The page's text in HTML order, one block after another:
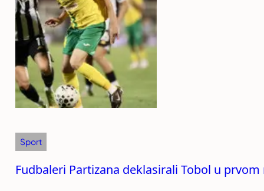
Sport
Fudbaleri Partizana deklasirali Tobol u